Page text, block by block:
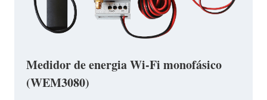
Medidor de energia Wi-Fi monofásico
(WEM3080)